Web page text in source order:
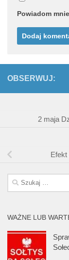
Powiadom
OBSERWUJ:
2 maja
Efekt
Szukaj:
WAŻNE LUB